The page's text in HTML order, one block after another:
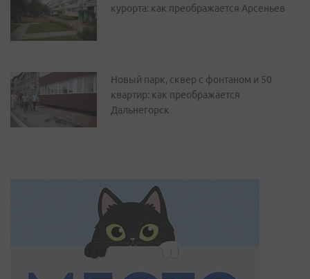
курорта: как преображается Арсеньев
Новый парк, сквер с фонтаном и 50
квартир: как преображается
Дальнегорск